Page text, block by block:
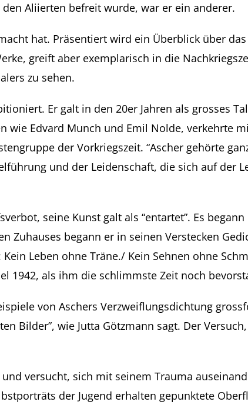
Aliierten befreit wurde, war er ein anderer.
hat. Präsentiert wird ein Überblick über
greift aber exemplarisch in die
zu sehen.
Er galt in den 20er Jahren als grosses
wie Edvard Munch und Emil Nolde, verkehrte
der Vorkriegszeit. “Ascher gehörte
und der Leidenschaft, die sich auf der
seine Kunst galt als “entartet”. Es
Zuhauses begann er in seinen Verstecken
Leben ohne Träne./ Kein Sehnen ohne
1942, als ihm die schlimmste Zeit noch
von Aschers Verzweiflungsdichtung
Bilder”, wie Jutta Götzmann sagt. Der
versucht, sich mit seinem Trauma
der Jugend erhalten gepunktete